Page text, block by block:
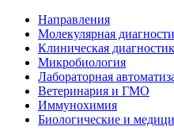
Направления
Молекулярная
Клиническая
Микробиология
Лабораторная
Ветеринария и ГМО
Иммунохимия
Биологические и